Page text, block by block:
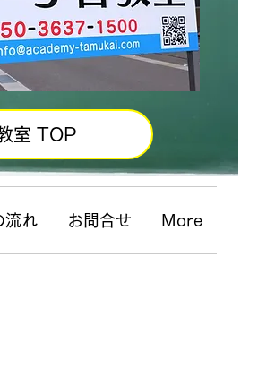
室 TOP
流れ お問合せ More